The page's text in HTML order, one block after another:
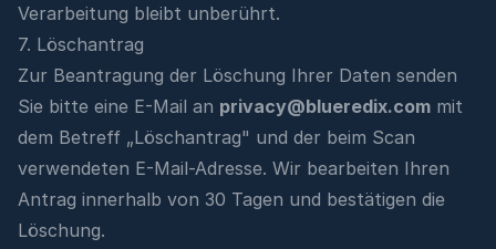
Verarbeitung bleibt unberührt.
7. Löschantrag
Zur Beantragung der Löschung Ihrer Daten senden
Sie bitte eine E-Mail an privacy@blueredix.com mit
dem Betreff „Löschantrag" und der beim Scan
verwendeten E-Mail-Adresse. Wir bearbeiten Ihren
Antrag innerhalb von 30 Tagen und bestätigen die
Löschung.